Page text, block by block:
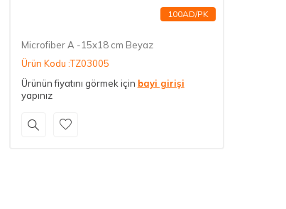
100AD/PK
Microfiber A -15x18 cm Beyaz
Ürün Kodu :TZ03005
Ürünün fiyatını görmek için bayi girişi
yapınız